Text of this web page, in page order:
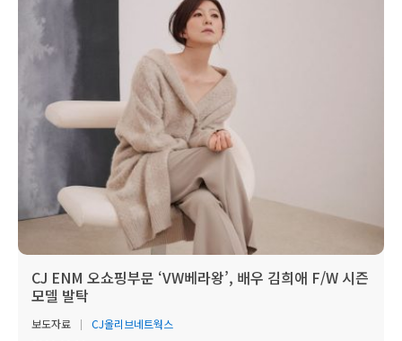
CJ ENM 오쇼핑부문 ‘VW베라왕’, 배우 김희애 F/W 시즌
모델 발탁
보도자료
CJ올리브네트웍스